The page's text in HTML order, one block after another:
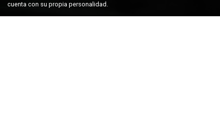
cuenta con su propia personalidad.